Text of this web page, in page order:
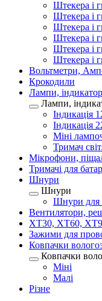
Штекера і
Штекера і
Штекера і
Штекера і
Штекера і
Штекера і
Вольтметри,
Крокодили
Лампи,
Лампи,
Індикація
Індикація
Міні
Тримач
Мікрофони,
Тримачі для
Шнури
Шнури
Шнури для
Вентилятори,
XT30, XT60,
Зажими для
Ковпачки
Ковпачки
Міні
Малі
Різне